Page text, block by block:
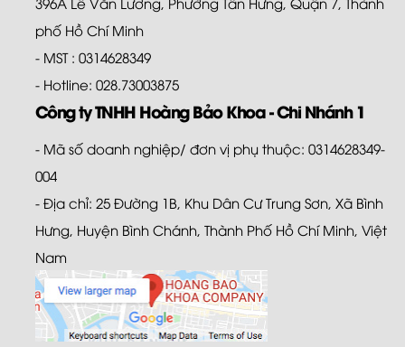
phố Hồ Chí Minh
- MST : 0314628349
- Hotline: 028.73003875
Công ty TNHH Hoàng Bảo Khoa - Chi Nhánh 1
- Mã số doanh nghiệp/ đơn vị phụ thuộc: 0314628349-
004
- Địa chỉ: 25 Đường 1B, Khu Dân Cư Trung Sơn, Xã Bình
Hưng, Huyện Bình Chánh, Thành Phố Hồ Chí Minh, Việt
Nam